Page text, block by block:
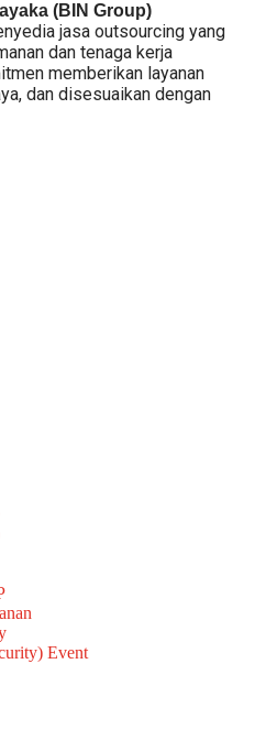
(BIN Group)
jasa outsourcing yang
dan tenaga kerja
memberikan layanan
dan disesuaikan dengan
Event